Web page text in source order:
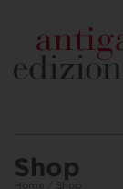
Shop
Home / Shop